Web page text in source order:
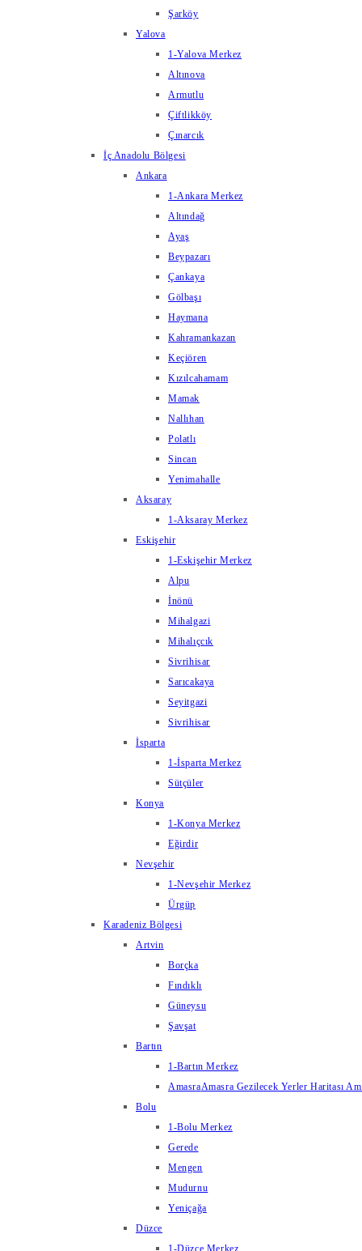
Şarköy
Yalova
1-Yalova Merkez
Altınova
Armutlu
Çiftlikköy
Çınarcık
İç Anadolu Bölgesi
Ankara
1-Ankara Merkez
Altındağ
Ayaş
Beypazarı
Çankaya
Gölbaşı
Haymana
Kahramankazan
Keçiören
Kızılcahamam
Mamak
Nallıhan
Polatlı
Sincan
Yenimahalle
Aksaray
1-Aksaray Merkez
Eskişehir
1-Eskişehir Merkez
Alpu
İnönü
Mihalgazi
Mihalıçcık
Sivrihisar
Sarıcakaya
Seyitgazi
Sivrihisar
İsparta
1-İsparta Merkez
Sütçüler
Konya
1-Konya Merkez
Eğirdir
Nevşehir
1-Nevşehir Merkez
Ürgüp
Karadeniz Bölgesi
Artvin
Borçka
Fındıklı
Güneysu
Şavşat
Bartın
1-Bartın Merkez
AmasraAmasra Gezilecek Yerler Haritası
Bolu
1-Bolu Merkez
Gerede
Mengen
Mudurnu
Yeniçağa
Düzce
1-Düzce Merkez